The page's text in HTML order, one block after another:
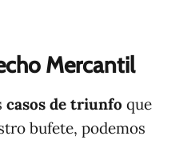
Mercantil
casos de triunfo que
bufete, podemos